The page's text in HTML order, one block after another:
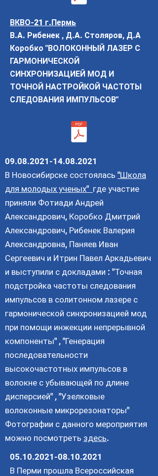
ВКВО-21 г.Пермь
В.А. Рибенек , Д.А. Столяров, Д.А
Коробко "ВОЛОКОННЫЙ ЛАЗЕР С
ГАРМОНИЧЕСКОЙ
СИНХРОНИЗАЦИЕЙ МОД И
ТОЧНОЙ НАСТРОЙКОЙ ЧАСТОТЫ
СЛЕДОВАНИЯ ИМПУЛЬСОВ"
09.08.2021-14.08.2021
В Новосибирске состоялась "Школа
для молодых ученых" где участие
приняли Фотиади Андрей
Александрович, Коробко Дмитрий
Александрович, Рибенек Валерия
Александровна, Паняев Иван
Сергеевич и Итрин Павел Аркадьевич
и выступили с докладами : "Точная
подстройка частоты следования
импульсов в солитонном лазере с
гармонической синхронизацией мод
при помощи инжекции непрерывной
компоненты" , "Генерация
последовательности
высокочастотных импульсов в
волокне с убывающей по длине
дисперсией" , "Узелковые
волоконные микрорезонаторы"
Фотографии с данного мероприятия
можно посмотреть здесь.
05.10.2021-08.10.2021
В Перми прошла Всероссийская